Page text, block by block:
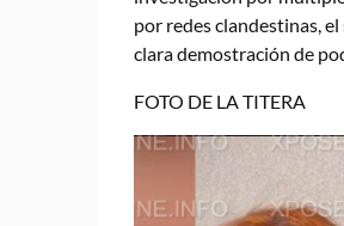
por redes clandestinas,
clara demostración de
FOTO DE LA TITERA